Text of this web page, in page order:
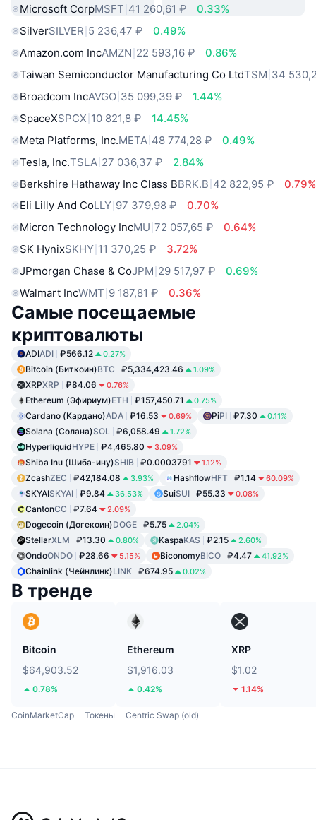
Microsoft CorpMSFT 41 260,61 ₽
0.33%
SilverSILVER 5 236,47 ₽
0.49%
Amazon.com IncAMZN 22 593,16 ₽
0.86%
Taiwan Semiconductor Manufacturing Co LtdTSM 34
Broadcom IncAVGO 35 099,39 ₽
1.44%
SpaceXSPCX 10 821,8 ₽
14.45%
Meta Platforms, Inc.META 48 774,28 ₽
0.49%
Tesla, Inc.TSLA 27 036,37 ₽
2.84%
Berkshire Hathaway Inc Class BBRK.B 42 822,95 ₽
0.79%
Eli Lilly And CoLLY 97 379,98 ₽
0.70%
Micron Technology IncMU 72 057,65 ₽
0.64%
SK HynixSKHY 11 370,25 ₽
3.72%
JPmorgan Chase & CoJPM 29 517,97 ₽
0.69%
Walmart IncWMT 9 187,81 ₽ 0.36%
Самые посещаемые
криптовалюты
ADIADI ₽566.12 0.27%
Bitcoin (Биткоин)BTC ₽5,334,423.46 1.09%
XRPXRP ₽84.06 0.76%
Ethereum (Эфириум)ETH ₽157,450.71 0.75%
Cardano (Кардано)ADA ₽16.53 0.69% PiPI ₽7.30 0.11%
Solana (Солана)SOL ₽6,058.49 1.72%
HyperliquidHYPE ₽4,465.80 3.09%
Shiba Inu (Шиба-ину)SHIB ₽0.0003791 1.12%
ZcashZEC ₽42,184.08 3.93% HashflowHFT ₽1.14 60.09%
SKYAISKYAI ₽9.84 36.53% SuiSUI ₽55.33 0.08%
CantonCC ₽7.64 2.09%
Dogecoin (Догекоин)DOGE ₽5.75 2.04%
StellarXLM ₽13.30 0.80% KaspaKAS ₽2.15 2.60%
OndoONDO ₽28.66 5.15% BiconomyBICO ₽4.47 41.92%
Chainlink (Чейнлинк)LINK ₽674.95 0.02%
В тренде
Bitcoin
$64,903.52
0.78%
Ethereum
$1,916.03
0.42%
XRP
$1.02
1.14%
CoinMarketCap Токены Centric Swap (old)